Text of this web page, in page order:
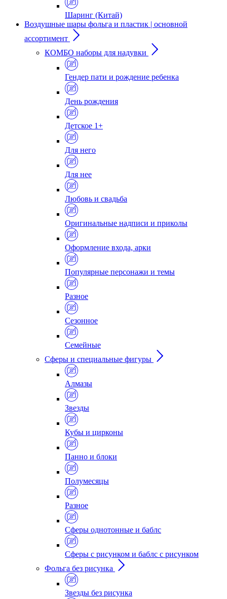
Шаринг (Китай)
Воздушные шары фольга и пластик | основной
ассортимент
КОМБО наборы для надувки
Гендер пати и рождение ребенка
День рождения
Детское 1+
Для него
Для нее
Любовь и свадьба
Оригинальные надписи и приколы
Оформление входа, арки
Популярные персонажи и темы
Разное
Сезонное
Семейные
Сферы и специальные фигуры
Алмазы
Звезды
Кубы и цирконы
Панно и блоки
Полумесяцы
Разное
Сферы однотонные и баблс
Сферы с рисунком и баблс с рисунком
Фольга без рисунка
Звезды без рисунка